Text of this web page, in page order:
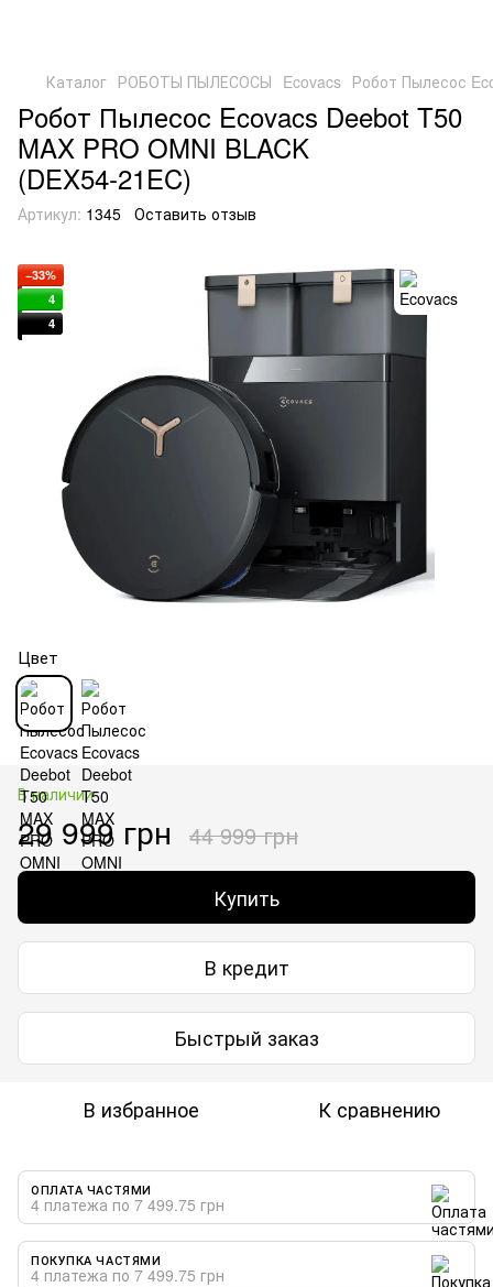
Каталог РОБОТЫ ПЫЛЕСОСЫ Ecovacs Робот Пылесос
Робот Пылесос Ecovacs Deebot T50
MAX PRO OMNI BLACK
(DEX54‑21EC)
Артикул: 1345 Оставить отзыв
−33%
4
4
Цвет
В наличии
29 999 грн 44 999 грн
Купить
В кредит
Быстрый заказ
В избранное К сравнению
ОПЛАТА ЧАСТЯМИ
4 платежа по 7 499.75 грн
ПОКУПКА ЧАСТЯМИ
4 платежа по 7 499.75 грн